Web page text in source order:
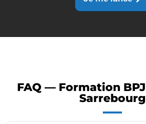
FAQ — Formation
Sarrebourg